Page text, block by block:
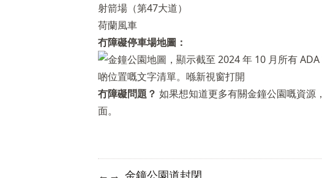
射箭場（第47大道）
荷蘭風車
冇障礙停車場地圖：
冇障礙問題？ 如果想知道更多有關金鐘公園嘅資源，
面。
← → 金鐘公園道封閉